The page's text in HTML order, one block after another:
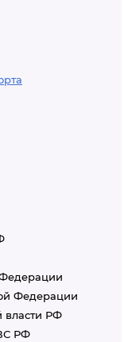
Федерации
власти РФ
РФ